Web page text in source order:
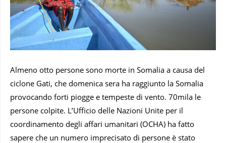
Almeno otto persone sono morte in Somalia a causa del
ciclone Gati, che domenica sera ha raggiunto la Somalia
provocando forti piogge e tempeste di vento. 70mila le
persone colpite. L’Ufficio delle Nazioni Unite per il
coordinamento degli affari umanitari (OCHA) ha fatto
sapere che un numero imprecisato di persone è stato